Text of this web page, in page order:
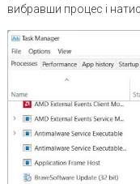
вибравши процес і